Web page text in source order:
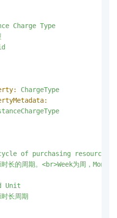
Charge Type
ChargeType
of purchasing
resources.
时长的周期。<br>Week为周，
Unit
长周期